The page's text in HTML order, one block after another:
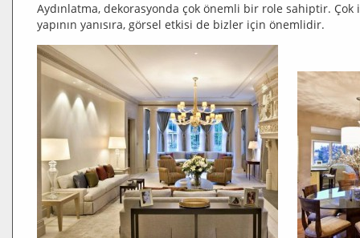
Aydınlatma, dekorasyonda çok önemli bir role sahiptir.
yapının yanısıra, görsel etkisi de bizler için önemlidir.